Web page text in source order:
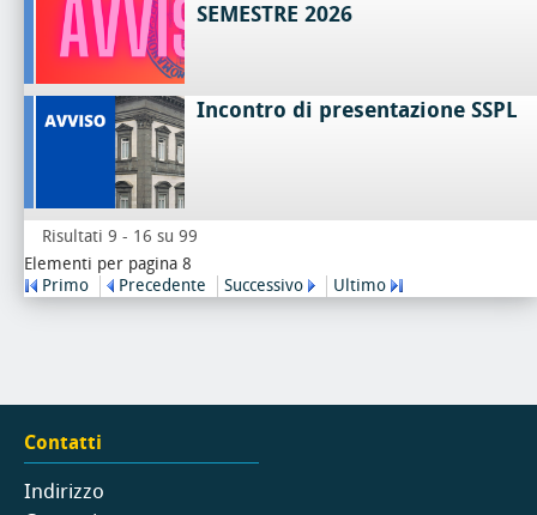
SEMESTRE 2026
Incontro di presentazione SSPL
Risultati 9 - 16 su 99
Elementi per pagina 8
Primo
Precedente Successivo Ultimo
Contatti
Indirizzo